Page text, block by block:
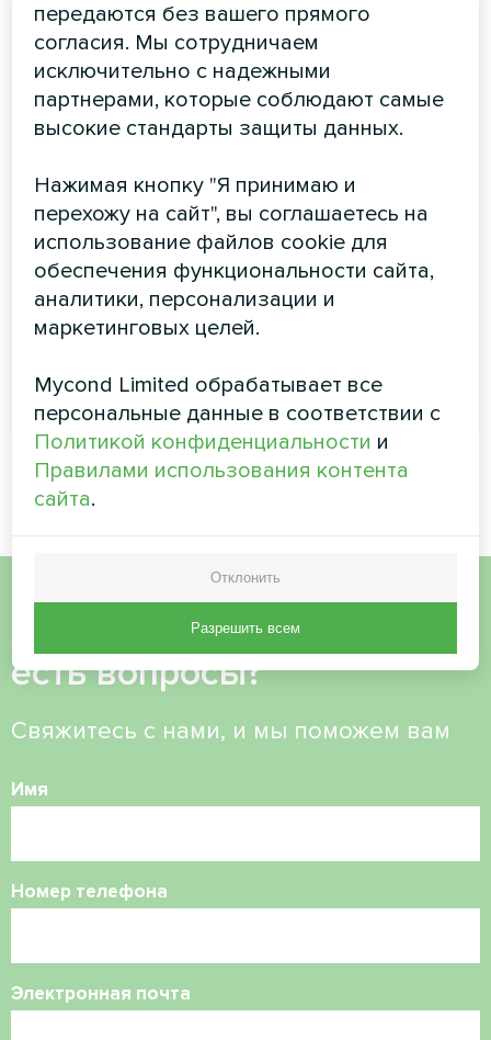
Канальный свежего воздуха
Серия канальных блоков с высоким статическим
давлением с притоком свежего воздуха
представляет собой идеальный кондиционер для
залов, мастерских и больших помещений
Мощность охлаждения:
Мощность обогрева:8.90 ... 17.80 кВт
ЧИТАТЬ ДАЛЕЕ
Хотите купить или у вас
есть вопросы?
Свяжитесь с нами, и мы поможем вам
Имя
Номер телефона
Электронная почта
передаются без вашего прямого
согласия. Мы сотрудничаем
исключительно с надежными
партнерами, которые соблюдают самые
высокие стандарты защиты данных.
Нажимая кнопку "Я принимаю и
перехожу на сайт", вы соглашаетесь на
использование файлов cookie для
обеспечения функциональности сайта,
аналитики, персонализации и
маркетинговых целей.
Mycond Limited обрабатывает все
персональные данные в соответствии с
Политикой конфиденциальности и
Правилами использования контента
сайта.
Отклонить
Разрешить всем